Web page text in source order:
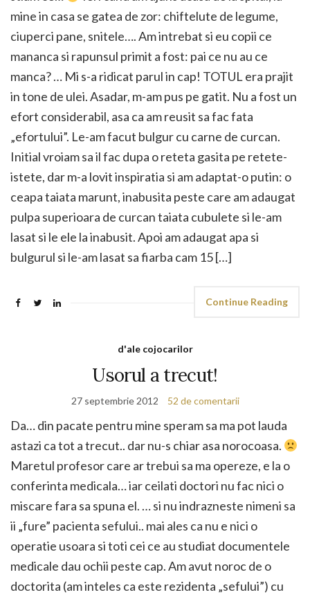
mine in casa se gatea de zor: chiftelute de legume,
ciuperci pane, snitele…. Am intrebat si eu copii ce
mananca si rapunsul primit a fost: pai ce nu au ce
manca? … Mi s-a ridicat parul in cap! TOTUL era prajit
in tone de ulei. Asadar, m-am pus pe gatit. Nu a fost un
efort considerabil, asa ca am reusit sa fac fata
„efortului”. Le-am facut bulgur cu carne de curcan.
Initial vroiam sa il fac dupa o reteta gasita pe retete-
istete, dar m-a lovit inspiratia si am adaptat-o putin: o
ceapa taiata marunt, inabusita peste care am adaugat
pulpa superioara de curcan taiata cubulete si le-am
lasat si le ele la inabusit. Apoi am adaugat apa si
bulgurul si le-am lasat sa fiarba cam 15 […]
Continue Reading
d'ale cojocarilor
Usorul a trecut!
27 septembrie 2012 52 de comentarii
Da… din pacate pentru mine speram sa ma pot lauda
astazi ca tot a trecut.. dar nu-s chiar asa norocoasa.
Maretul profesor care ar trebui sa ma opereze, e la o
conferinta medicala… iar ceilati doctori nu fac nici o
miscare fara sa spuna el. … si nu indrazneste nimeni sa
ii „fure” pacienta sefului.. mai ales ca nu e nici o
operatie usoara si toti cei ce au studiat documentele
medicale dau ochii peste cap. Am avut noroc de o
doctorita (am inteles ca este rezidenta „sefului”) cu